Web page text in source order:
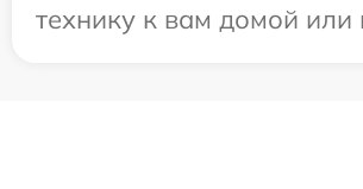
технику к вам домой или